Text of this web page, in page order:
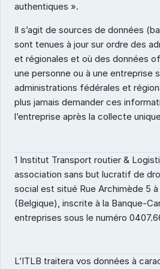
authentiques ».
Il s’agit de sources de données
sont tenues à jour sur ordre des
et régionales et où des données
une personne ou à une entreprise
administrations fédérales et
plus jamais demander ces
l’entreprise après la collecte
1 Institut Transport routier &
association sans but lucratif de
social est situé Rue Archimède 5 à
(Belgique), inscrite à la Banque-
entreprises sous le numéro
L’ITLB traitera vos données à